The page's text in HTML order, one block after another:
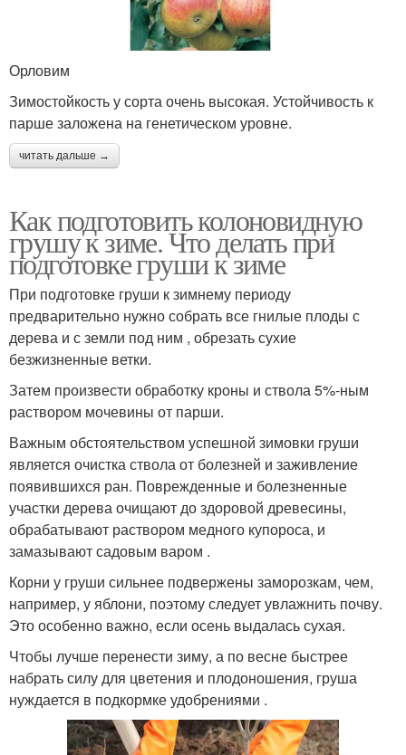
Орловим
Зимостойкость у сорта очень высокая. Устойчивость к
парше заложена на генетическом уровне.
читать дальше →
Как подготовить колоновидную
грушу к зиме. Что делать при
подготовке груши к зиме
При подготовке груши к зимнему периоду
предварительно нужно собрать все гнилые плоды с
дерева и с земли под ним , обрезать сухие
безжизненные ветки.
Затем произвести обработку кроны и ствола 5%-ным
раствором мочевины от парши.
Важным обстоятельством успешной зимовки груши
является очистка ствола от болезней и заживление
появившихся ран. Поврежденные и болезненные
участки дерева очищают до здоровой древесины,
обрабатывают раствором медного купороса, и
замазывают садовым варом .
Корни у груши сильнее подвержены заморозкам, чем,
например, у яблони, поэтому следует увлажнить почву.
Это особенно важно, если осень выдалась сухая.
Чтобы лучше перенести зиму, а по весне быстрее
набрать силу для цветения и плодоношения, груша
нуждается в подкормке удобрениями .